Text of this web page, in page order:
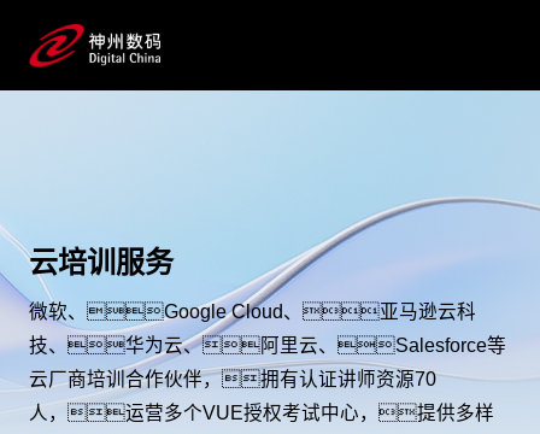
云培训服务
微软、Google Cloud、亚马逊云科
技、华为云、阿里云、Salesforce等
云厂商培训合作伙伴，拥有认证讲师资源70
人，运营多个VUE授权考试中心，提供多样